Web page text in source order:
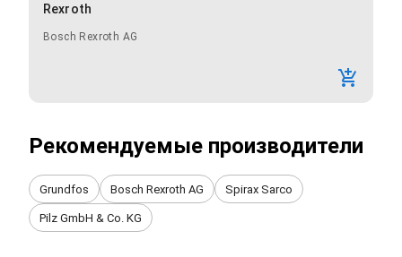
Rexroth
Bosch Rexroth AG
Рекомендуемые производители
Grundfos Bosch Rexroth AG Spirax Sarco
Pilz GmbH & Co. KG